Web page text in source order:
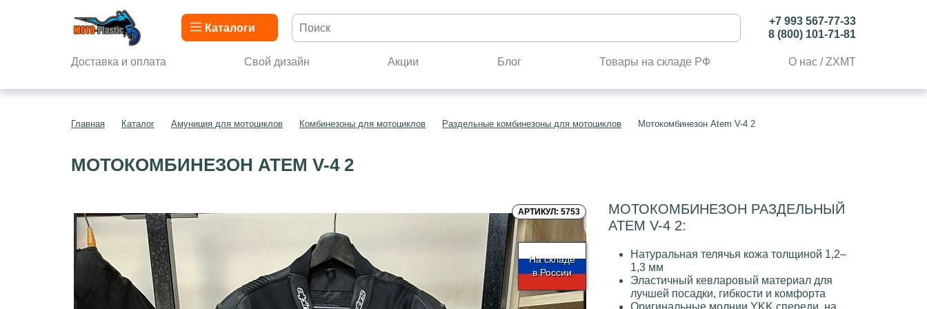
Каталоги
+7 993 567-77-33
8 (800) 101-71-81
Доставка и оплата Свой дизайн Акции Блог Товары на складе РФ О нас / ZXMT
Главная Каталог Амуниция для мотоциклов Комбинезоны для мотоциклов Раздельные комбинезоны для мотоциклов Мотокомбинезон Atem V-4 2
МОТОКОМБИНЕЗОН ATEM V-4 2
АРТИКУЛ: 5753
На складе
в России
МОТОКОМБИНЕЗОН РАЗДЕЛЬНЫЙ
ATEM V-4 2:
Натуральная телячья кожа толщиной 1,2–
1,3 мм
Эластичный кевларовый материал для
лучшей посадки, гибкости и комфорта
Оригинальные молнии YKK спереди, на